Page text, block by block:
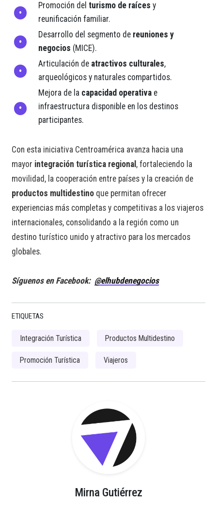
Promoción del turismo de raíces y
reunificación familiar.
Desarrollo del segmento de reuniones y
negocios (MICE).
Articulación de atractivos culturales,
arqueológicos y naturales compartidos.
Mejora de la capacidad operativa e
infraestructura disponible en los destinos
participantes.
Con esta iniciativa Centroamérica avanza hacia una
mayor integración turística regional , fortaleciendo la
movilidad, la cooperación entre países y la creación de
productos multidestino que permitan ofrecer
experiencias más completas y competitivas a los viajeros
internacionales, consolidando a la región como un
destino turístico unido y atractivo para los mercados
globales.
Síguenos en Facebook: @elhubdenegocios
ETIQUETAS
Integración Turística Productos Multidestino
Promoción Turística Viajeros
Mirna Gutiérrez